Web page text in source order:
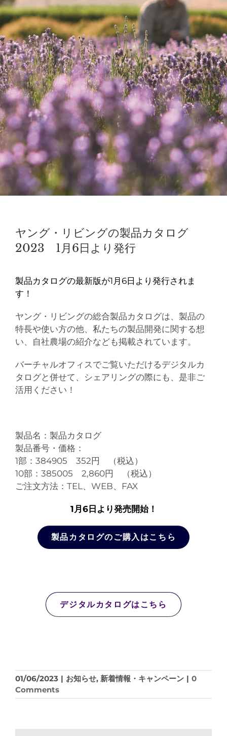
ヤング・リビングの製品カタログ
2023 1月6日より発行
製品カタログの最新版が1月6日より発行されま
す！
ヤング・リビングの総合製品カタログは、製品の
特長や使い方の他、私たちの製品開発に関する想
い、自社農場の紹介なども掲載されています。
バーチャルオフィスでご覧いただけるデジタルカ
タログと併せて、シェアリングの際にも、是非ご
活用ください！
製品名：製品カタログ
製品番号・価格：
1部：384905 352円 （税込）
10部：385005 2,860円 （税込）
ご注文方法：TEL、WEB、FAX
1月6日より発売開始！
製品カタログのご購入はこちら
デジタルカタログはこちら
01/06/2023 | お知らせ, 新着情報・キャンペーン | 0
Comments